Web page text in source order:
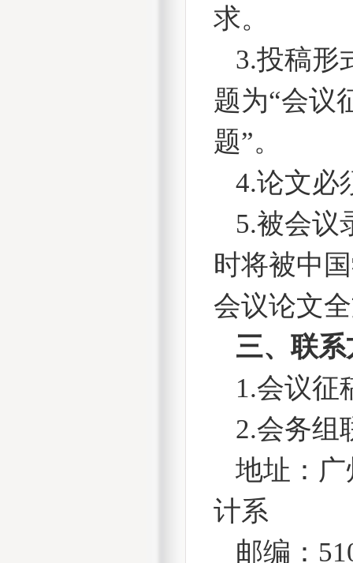
求。
3.投稿形
题为“会议
题”。
4.论文必
5.被会议
时将被中
会议论文
三、联系
1.会议征
2.会务组
地址：
计系
邮编：